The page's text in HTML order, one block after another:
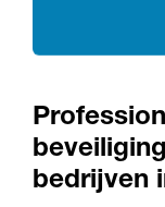
bedrijven